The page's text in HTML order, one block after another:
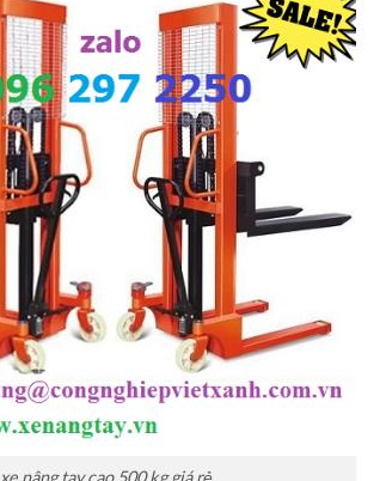
xe nâng tay cao 500 kg giá rẻ